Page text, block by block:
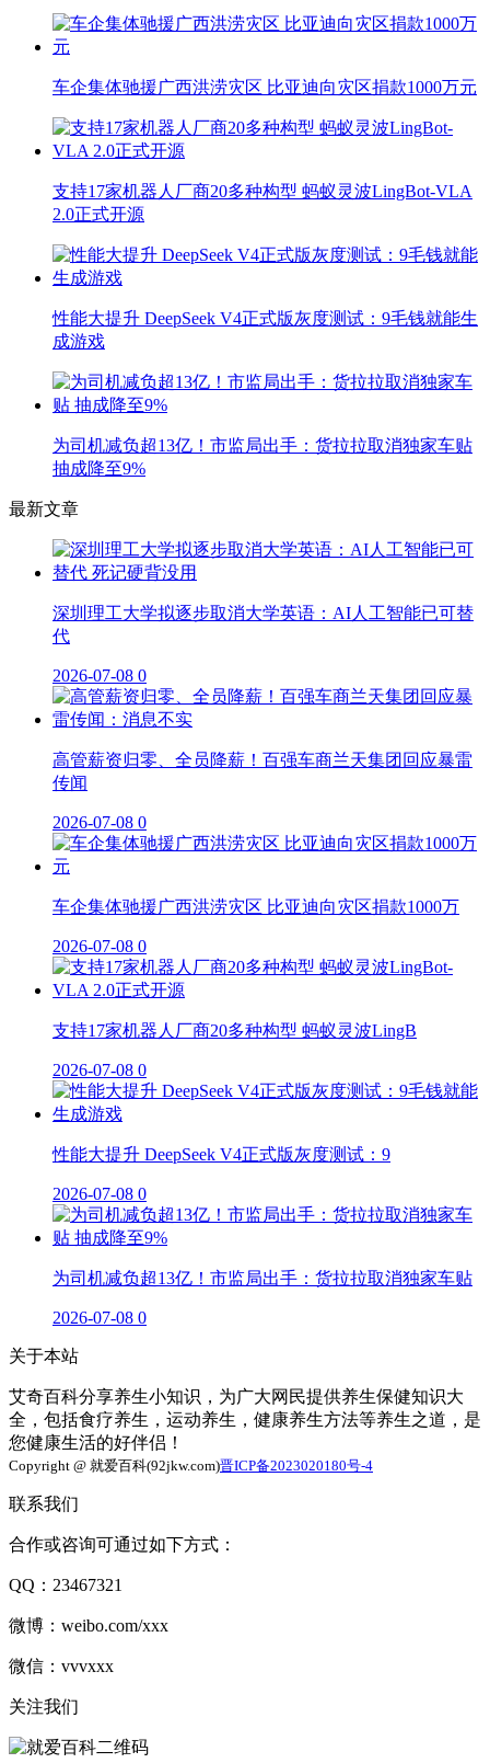
车企集体驰援广西洪涝灾区 比亚迪向灾区捐款1000万元
支持17家机器人厂商20多种构型 蚂蚁灵波LingBot-VLA
2.0正式开源
性能大提升 DeepSeek V4正式版灰度测试：9毛钱就能生
成游戏
为司机减负超13亿！市监局出手：货拉拉取消独家车贴
抽成降至9%
最新文章
深圳理工大学拟逐步取消大学英语：AI人工智能已可替
代
2026-07-08 0
高管薪资归零、全员降薪！百强车商兰天集团回应暴雷
传闻
2026-07-08 0
车企集体驰援广西洪涝灾区 比亚迪向灾区捐款1000万
2026-07-08 0
支持17家机器人厂商20多种构型 蚂蚁灵波LingB
2026-07-08 0
性能大提升 DeepSeek V4正式版灰度测试：9
2026-07-08 0
为司机减负超13亿！市监局出手：货拉拉取消独家车贴
2026-07-08 0
关于本站
艾奇百科分享养生小知识，为广大网民提供养生保健知识大
全，包括食疗养生，运动养生，健康养生方法等养生之道，是
您健康生活的好伴侣！
Copyright @ 就爱百科(92jkw.com)晋ICP备2023020180号-4
联系我们
合作或咨询可通过如下方式：
QQ：23467321
微博：weibo.com/xxx
微信：vvvxxx
关注我们